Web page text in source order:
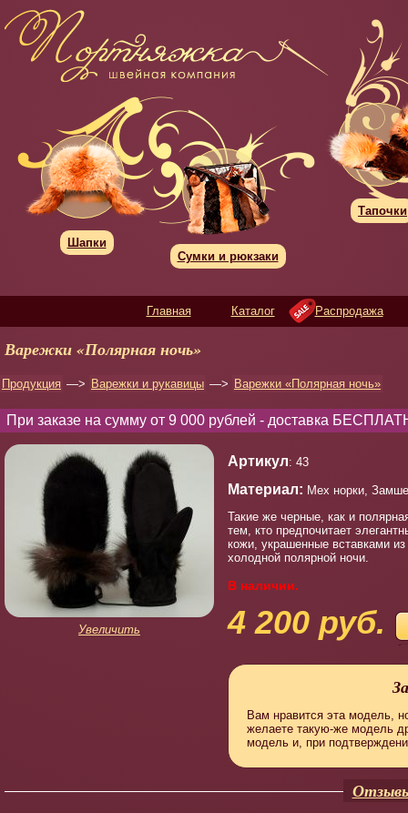
Шапки
Сумки и рюкзаки
Тапочки
Главная Каталог Распродажа
Варежки «Полярная ночь»
Продукция —> Варежки и рукавицы —> Варежки «Полярная ночь»
При заказе на сумму от 9 000 рублей - доставка
Увеличить
Артикул: 43
Материал: Мех норки,
Такие же черные, как и
тем, кто предпочитает
кожи, украшенные вставками
холодной полярной ночи.
В наличии.
4 200 руб.
Вам нравится эта модель,
желаете такую-же модель
модель и, при